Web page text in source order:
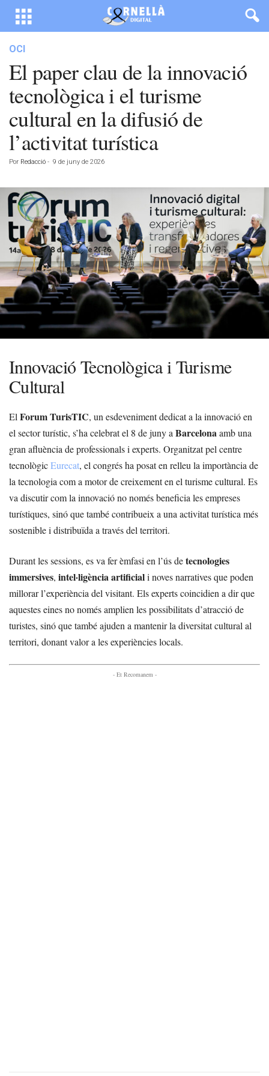
OCI
El paper clau de la innovació
tecnològica i el turisme
cultural en la difusió de
l’activitat turística
Por Redacció - 9 de juny de 2026
Innovació Tecnològica i Turisme
Cultural
El Forum TurisTIC, un esdeveniment dedicat a la innovació en
el sector turístic, s’ha celebrat el 8 de juny a Barcelonaamb una
gran afluència de professionals i experts. Organitzat pel centre
tecnològicEurecat, el congrés ha posat en relleu la importància de
la tecnologia com a motor de creixement en el turisme cultural. Es
va discutir com la innovació no només beneficia les empreses
turístiques, sinó que també contribueix a una activitat turística més
sostenible i distribuïda a través del territori.
Durant les sessions, es va fer èmfasi en l’ús detecnologies
immersives, intel·ligència artificiali noves narratives que poden
millorar l’experiència del visitant. Els experts coincidien a dir que
aquestes eines no només amplien les possibilitats d’atracció de
turistes, sinó que també ajuden a mantenir la diversitat cultural al
territori, donant valor a les experiències locals.
- Et Recomanem -